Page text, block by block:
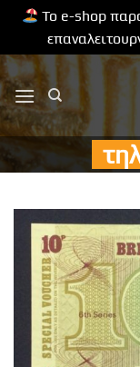
Το e-shop
Μετάβαση
στο
περιεχόμενο